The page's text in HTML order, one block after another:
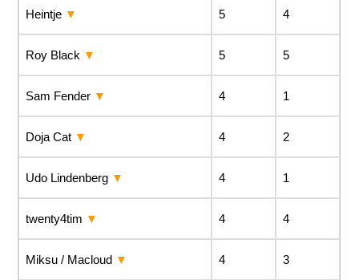
Heintje 5 4
Roy Black 5 5
Sam Fender 4 1
Doja Cat 4 2
Udo Lindenberg 4 1
twenty4tim 4 4
Miksu / Macloud 4 3